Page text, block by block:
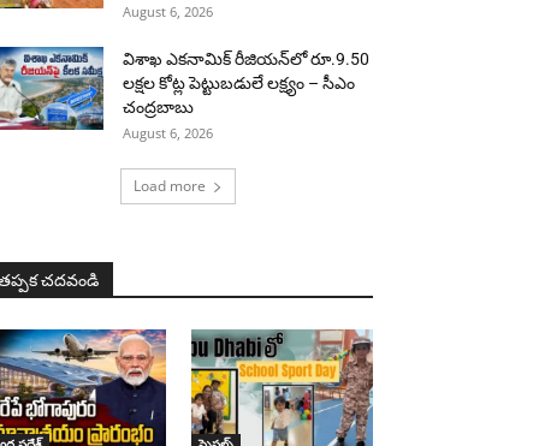
August 6, 2026
విశాఖ ఎకనామిక్ రీజియన్‌లో రూ.9.50
లక్షల కోట్ల పెట్టుబడులే లక్ష్యం – సీఎం
చంద్రబాబు
August 6, 2026
Load more
చదవండి